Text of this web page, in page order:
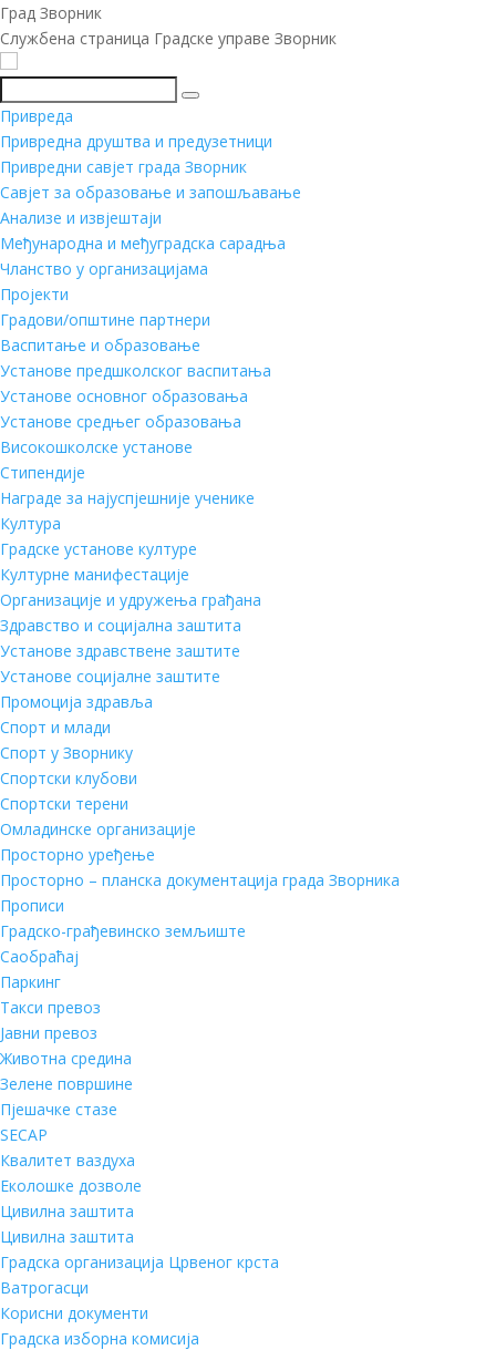
Град Зворник
Службена страница Градске управе Зворник
Претражи
Привреда
Привредна друштва и предузетници
Привредни савјет града Зворник
Савјет за образовање и запошљавање
Анализе и извјештаји
Међународна и међуградска сарадња
Чланство у организацијама
Пројекти
Градови/општине партнери
Васпитање и образовање
Установе предшколског васпитања
Установе основног образовања
Установе средњег образовања
Високошколске установе
Стипендије
Награде за најуспјешније ученике
Култура
Градске установе културе
Културне манифестације
Организације и удружења грађана
Здравство и социјална заштита
Установе здравствене заштите
Установе социјалне заштите
Промоција здравља
Спорт и млади
Спорт у Зворнику
Спортски клубови
Спортски терени
Омладинске организације
Просторно уређење
Просторно – планска документација града Зворника
Прописи
Градско-грађевинско земљиште
Саобраћај
Паркинг
Такси превоз
Јавни превоз
Животна средина
Зелене површине
Пјешачке стазе
SECAP
Квалитет ваздуха
Еколошке дозволе
Цивилна заштита
Цивилна заштита
Градска организација Црвеног крста
Ватрогасци
Корисни документи
Градска изборна комисија